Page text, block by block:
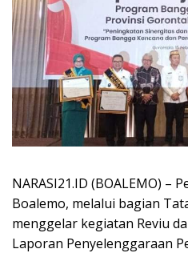
NARASI21.ID (BOALEMO) –
Boalemo, melalui bagian
menggelar kegiatan Reviu
Laporan Penyelenggaraan